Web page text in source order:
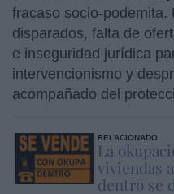
fracaso socio-podemita.
disparados, falta de
e inseguridad jurídica
intervencionismo y
acompañado del
RELACIONADO
La
viviendas
dentro se